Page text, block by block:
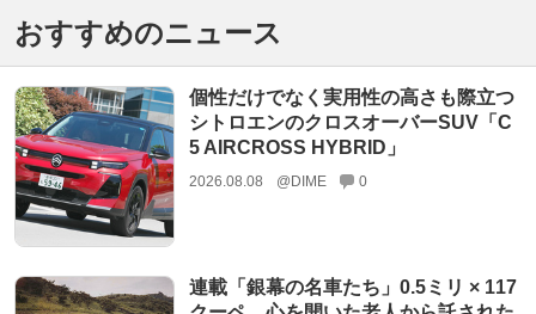
おすすめのニュース
個性だけでなく実用性の高さも際立つ
シトロエンのクロスオーバーSUV「C
5 AIRCROSS HYBRID」
2026.08.08 @DIME 0
連載「銀幕の名車たち」0.5ミリ × 117